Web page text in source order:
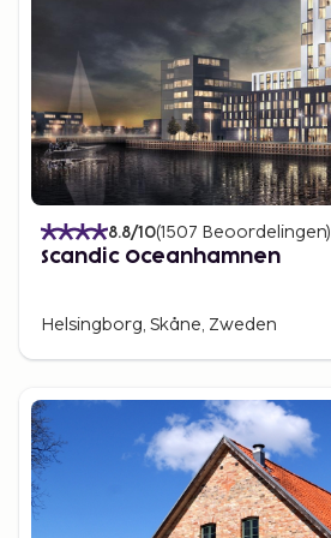
8.8/10(1507 Beoordelingen)
Scandic Oceanhamnen
Helsingborg, Skåne, Zweden